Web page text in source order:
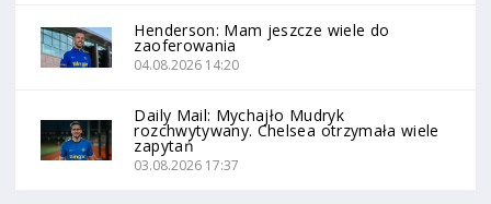
Henderson: Mam jeszcze wiele do
zaoferowania
04.08.2026 14:20
Daily Mail: Mychajło Mudryk
rozchwytywany. Chelsea otrzymała wiele
zapytań
03.08.2026 17:37